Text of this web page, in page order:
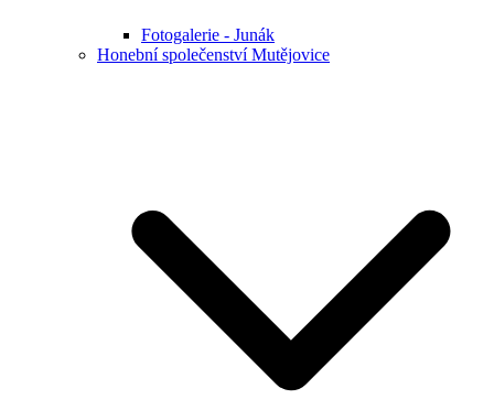
Fotogalerie - Junák
Honební společenství Mutějovice